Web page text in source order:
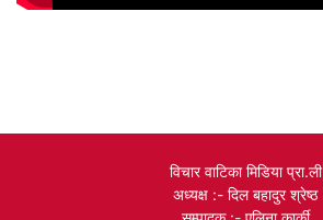
विचार वाटिका मिडिया प्रा.ली
अध्यक्ष :- दिल बहादुर श्रेष्ठ